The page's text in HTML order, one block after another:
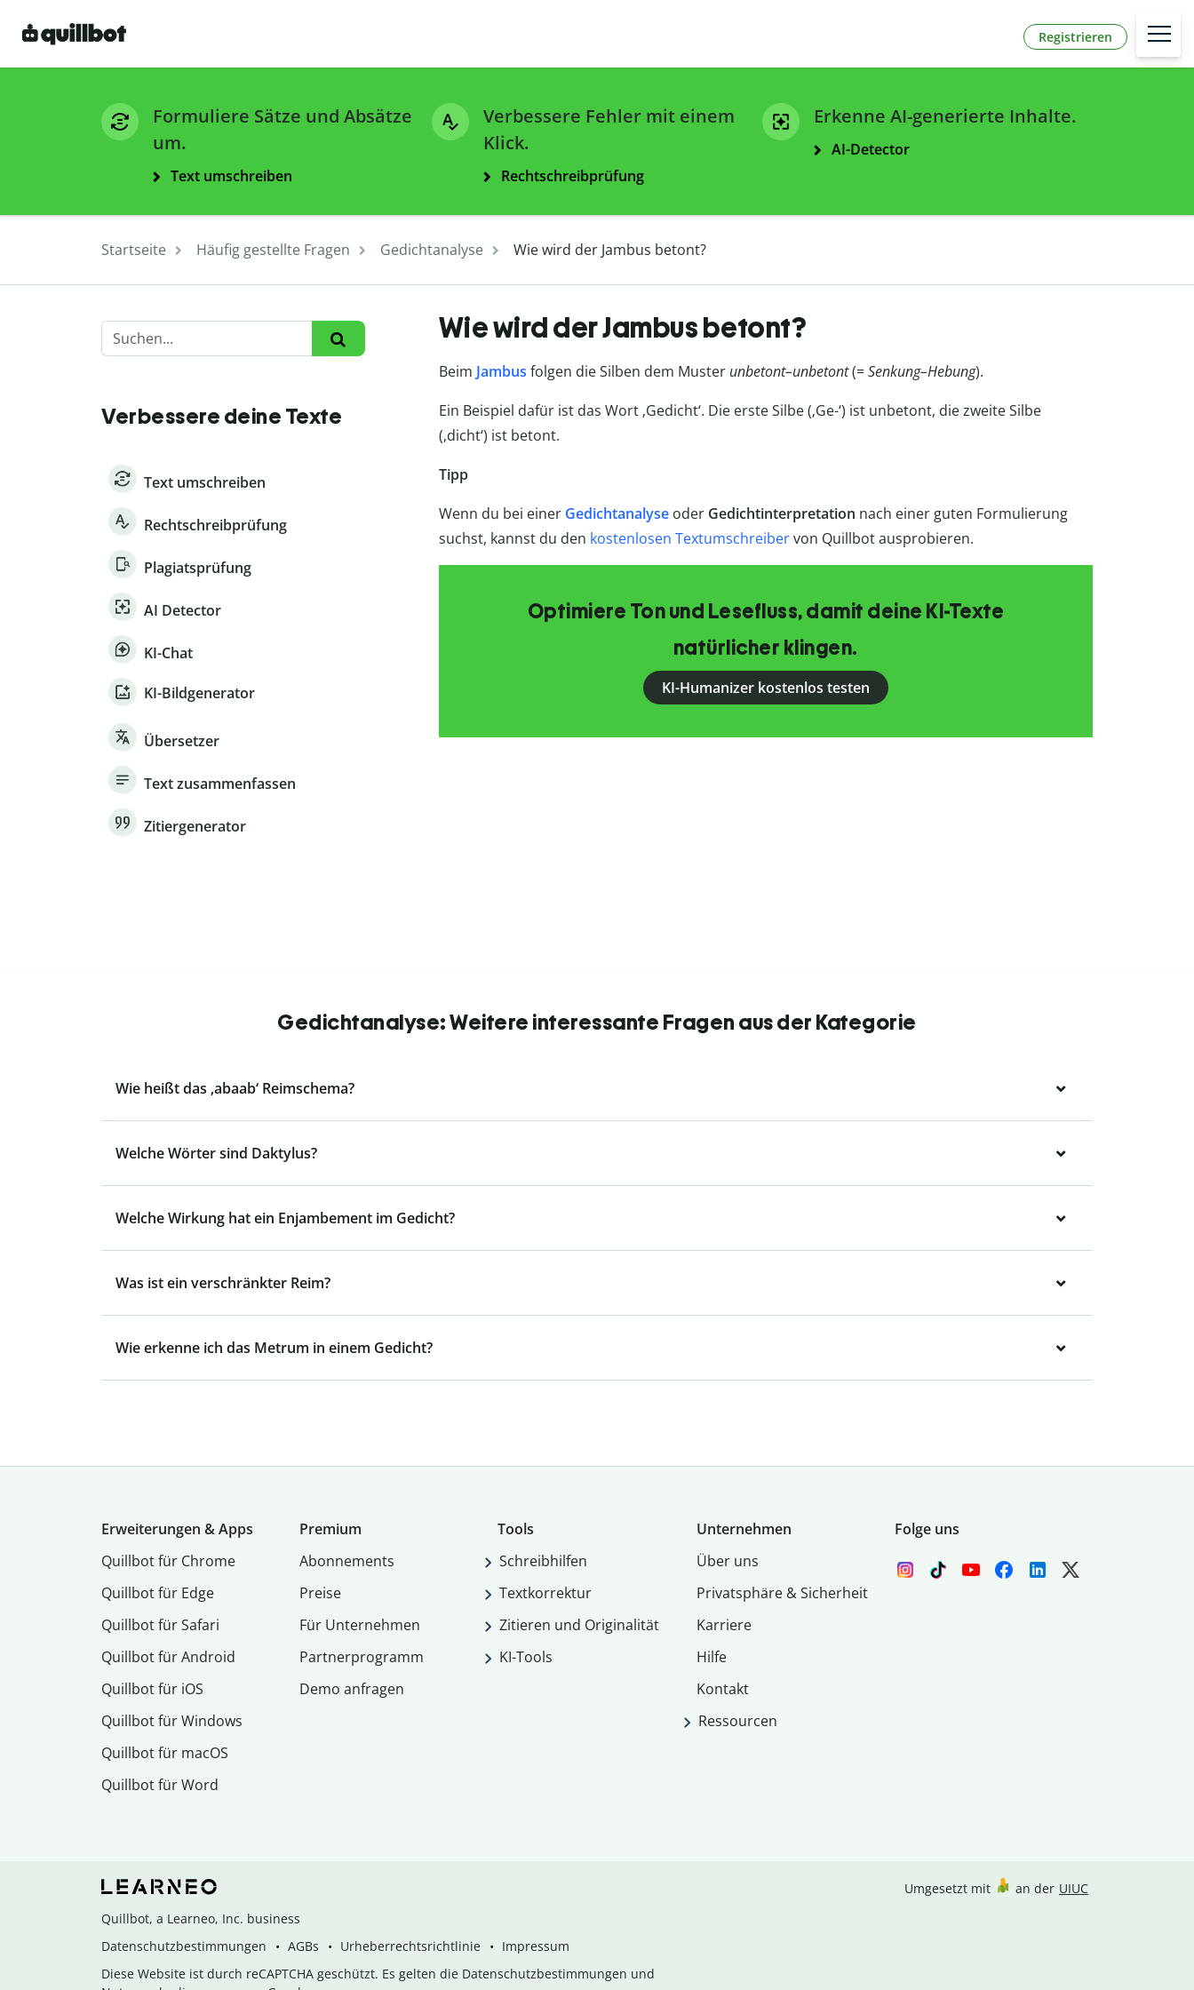
Registrieren
Formuliere Sätze und Absätze
um.
Text umschreiben
Verbessere Fehler mit einem
Klick.
Rechtschreibprüfung
Erkenne AI-generierte Inhalte.
AI-Detector
Startseite Häufig gestellte Fragen Gedichtanalyse Wie wird der Jambus betont?
Verbessere deine Texte
Text umschreiben
Rechtschreibprüfung
Plagiatsprüfung
AI Detector
KI-Chat
KI-Bildgenerator
Übersetzer
Text zusammenfassen
Zitiergenerator
Wie wird der Jambus betont?
Beim Jambus folgen die Silben dem Muster unbetont–unbetont(=Senkung–Hebung).
Ein Beispiel dafür ist das Wort ‚Gedicht‘. Die erste Silbe (‚Ge-‘) ist unbetont, die zweite Silbe
(‚dicht‘) ist betont.
Tipp
Wenn du bei einer Gedichtanalyseoder Gedichtinterpretation nach einer guten Formulierung
suchst, kannst du den kostenlosen Textumschreibervon Quillbot ausprobieren.
Optimiere Ton und Lesefluss, damit deine KI-Texte
natürlicher klingen.
KI-Humanizer kostenlos testen
Gedichtanalyse: Weitere interessante Fragen aus der Kategorie
Wie heißt das ‚abaab‘ Reimschema?
Welche Wörter sind Daktylus?
Welche Wirkung hat ein Enjambement im Gedicht?
Was ist ein verschränkter Reim?
Wie erkenne ich das Metrum in einem Gedicht?
Erweiterungen & Apps
Quillbot für Chrome
Quillbot für Edge
Quillbot für Safari
Quillbot für Android
Quillbot für iOS
Quillbot für Windows
Quillbot für macOS
Quillbot für Word
Premium
Abon­ne­ments
Preise
Für Unternehmen
Partnerprogramm
Demo anfragen
Tools
Schreibhilfen
Textkorrektur
Zitieren und Originalität
KI-Tools
Unternehmen
Über uns
Privatsphäre & Sicherheit
Karriere
Hilfe
Kontakt
Ressourcen
Folge uns
Quillbot, a Learneo, Inc. business
Datenschutzbestimmungen
AGBs Urheberrechtsrichtlinie
Impressum
Diese Website ist durch reCAPTCHA geschützt. Es gelten die Datenschutzbestimmungen und
Umgesetzt mit an der UIUC